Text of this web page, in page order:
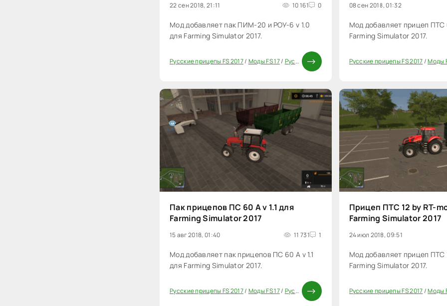
22 сен 2018, 21:11 10 161 0
Мод добавляет пак ПИМ-20 и РОУ-6 v 1.0
для Farming Simulator 2017.
Русские прицепы FS 2017/ Моды FS 17/ Русские моды для FS 17 /Прицепы для FS 17/Моды ФС
08 сен 2018, 01:32
Мод добавляет прицеп ПТС
Farming Simulator 2017.
20
Русские прицепы FS 2017/Моды
Пак прицепов ПС 60 А v 1.1 для
Farming Simulator 2017
15 авг 2018, 01:40 11 731 1
Мод добавляет пак прицепов ПС 60 А v 1.1
для Farming Simulator 2017.
Русские прицепы FS 2017/ Моды FS 17/ Русские моды для FS 17 /Прицепы для FS 17/Моды ФС
Прицеп ПТС 12 by RT-
Farming Simulator 2017
24 июл 2018, 09:51
Мод добавляет прицеп ПТС
Farming Simulator 2017.
20
Русские прицепы FS 2017/Моды